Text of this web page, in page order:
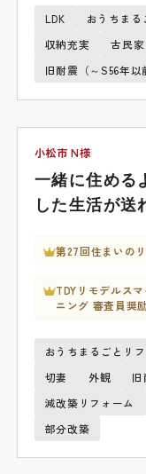
LDK おうちま
収納充実
古民家
旧耐震（～S56年以
小松市 N様
一緒に住める
した生活が送
第27回住まいの
TDYリモデルス
ニング 審査員奨
おうちまるごとリ
切妻
外観 旧
減改築リフォーム
部分改築